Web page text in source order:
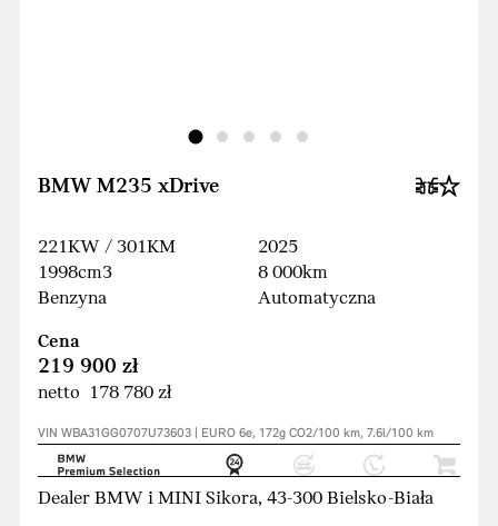
BMW M235 xDrive
221KW / 301KM
1998cm3
Benzyna
2025
8 000km
Automatyczna
Cena
219 900 zł
netto 178 780 zł
VIN WBA31GG0707U73603 | EURO 6e, 172g CO2/100 km, 7.6l/100 km
Dealer BMW i MINI Sikora, 43-300 Bielsko-Biała